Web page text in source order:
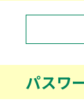
パスワ